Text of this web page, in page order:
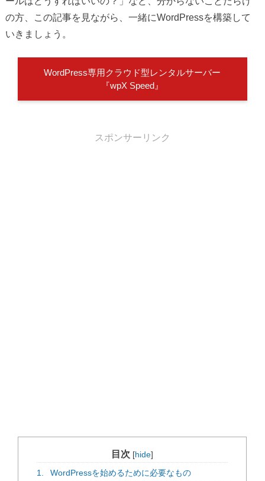
の方、この記事を見ながら、一緒にWordPressを構築して
いきましょう。
WordPress専用クラウド型レンタルサーバー
『wpX Speed』
スポンサーリンク
目次 [hide]
1.
WordPressを始めるために必要なもの